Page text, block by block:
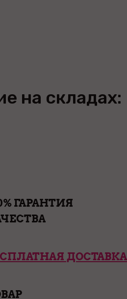
на складах:
ГАРАНТИЯ
ДОСТАВКА